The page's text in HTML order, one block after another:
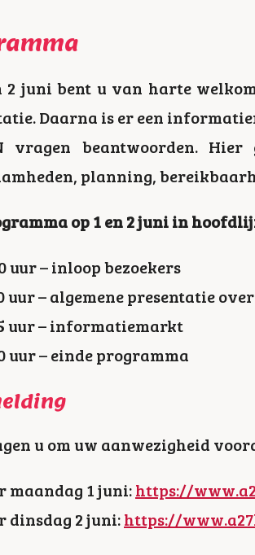
2 juni bent u van harte
Daarna is er een
vragen beantwoorden.
planning,
op 1 en 2 juni in
uur – inloop bezoekers
uur – algemene presentatie
uur – informatiemarkt
uur – einde programma
u om uw aanwezigheid
maandag 1 juni:https://
dinsdag 2 juni:https://